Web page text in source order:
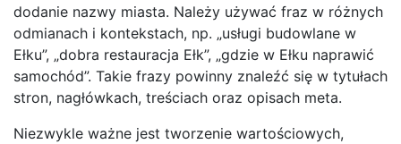
dodanie nazwy miasta. Należy używać fraz w różnych
odmianach i kontekstach, np. „usługi budowlane w
Ełku”, „dobra restauracja Ełk”, „gdzie w Ełku naprawić
samochód”. Takie frazy powinny znaleźć się w tytułach
stron, nagłówkach, treściach oraz opisach meta.
Niezwykle ważne jest tworzenie wartościowych,